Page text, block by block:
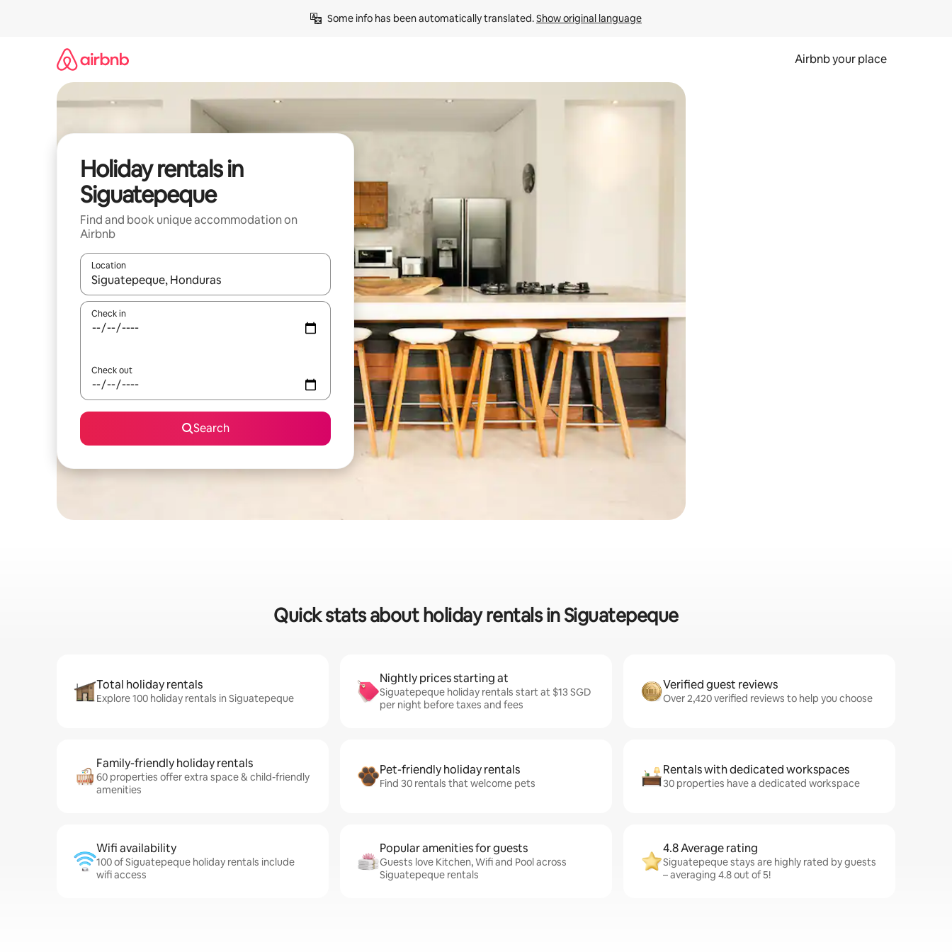
Some info has been automatically translated. Show original language
Airbnb your place
Holiday rentals in
Siguatepeque
Find and book unique accommodation on
Airbnb
Location
When results are available, navigate with the up and down arrow keys or explore by touch or swipe gestures.
Check in
Check out
Search
Quick stats about holiday rentals in Siguatepeque
Total holiday rentals
Explore 100 holiday rentals in Siguatepeque
Nightly prices starting at
Siguatepeque holiday rentals start at $13 SGD
per night before taxes and fees
Verified guest reviews
Over 2,420 verified reviews to help you choose
Family-friendly holiday rentals
60 properties offer extra space & child-friendly
amenities
Pet-friendly holiday rentals
Find 30 rentals that welcome pets
Rentals with dedicated workspaces
30 properties have a dedicated workspace
Wifi availability
100 of Siguatepeque holiday rentals include
wifi access
Popular amenities for guests
Guests love Kitchen, Wifi and Pool across
Siguatepeque rentals
4.8 Average rating
Siguatepeque stays are highly rated by guests
– averaging 4.8 out of 5!